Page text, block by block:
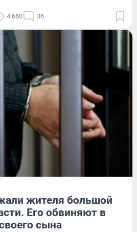
4 660 36
жителя большой
Его обвиняют в
сына